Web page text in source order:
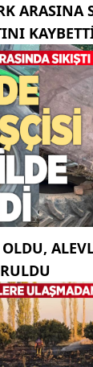
ARASINA